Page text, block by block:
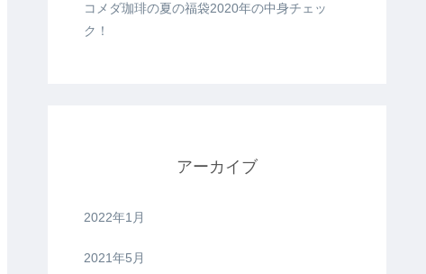
コメダ珈琲の夏の福袋2020年の中身チェッ
ク！
アーカイブ
2022年1月
2021年5月